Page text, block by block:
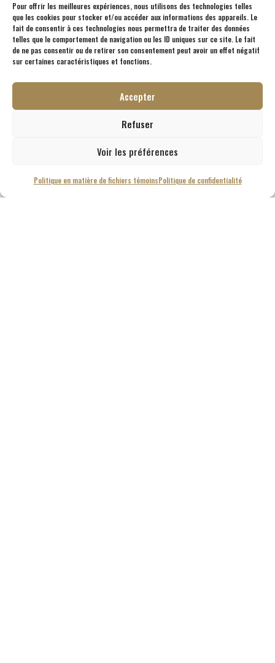
Pour offrir les meilleures expériences, nous utilisons des technologies telles
que les cookies pour stocker et/ou accéder aux informations des appareils. Le
fait de consentir à ces technologies nous permettra de traiter des données
telles que le comportement de navigation ou les ID uniques sur ce site. Le fait
de ne pas consentir ou de retirer son consentement peut avoir un effet négatif
sur certaines caractéristiques et fonctions.
Accepter
Refuser
Voir les préférences
Politique en matière de fichiers témoinsPolitique de confidentialité